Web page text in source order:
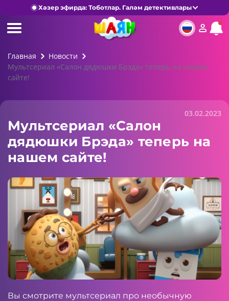
Хәзер эфирда: Тоботлар. Галәм детективлары
Главная
Новости
Мультсериал «Салон дядюшки Брэда» теперь на нашем
сайте!
03.02.2023
Мультсериал «Салон
дядюшки Брэда» теперь на
нашем сайте!
Вы смотрите мультсериал про необычную